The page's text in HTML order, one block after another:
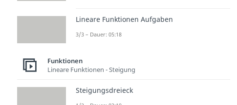
Lineare Funktionen Aufgaben
3/3 – Dauer: 05:18
Funktionen
Lineare Funktionen - Steigung
Steigungsdreieck